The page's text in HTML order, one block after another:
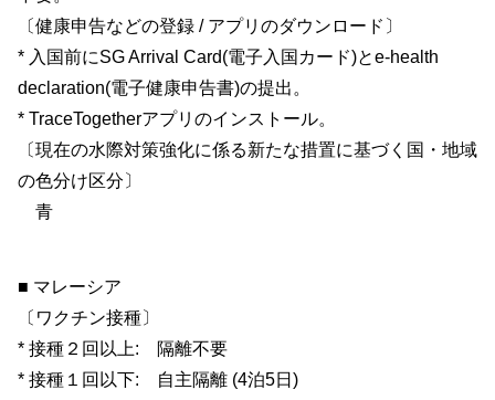
〔健康申告などの登録 / アプリのダウンロード〕
* 入国前にSG Arrival Card(電子入国カード)とe-health
declaration(電子健康申告書)の提出。
* TraceTogetherアプリのインストール。
〔現在の水際対策強化に係る新たな措置に基づく国・地域
の色分け区分〕
青
■ マレーシア
〔ワクチン接種〕
* 接種２回以上: 隔離不要
* 接種１回以下: 自主隔離 (4泊5日)